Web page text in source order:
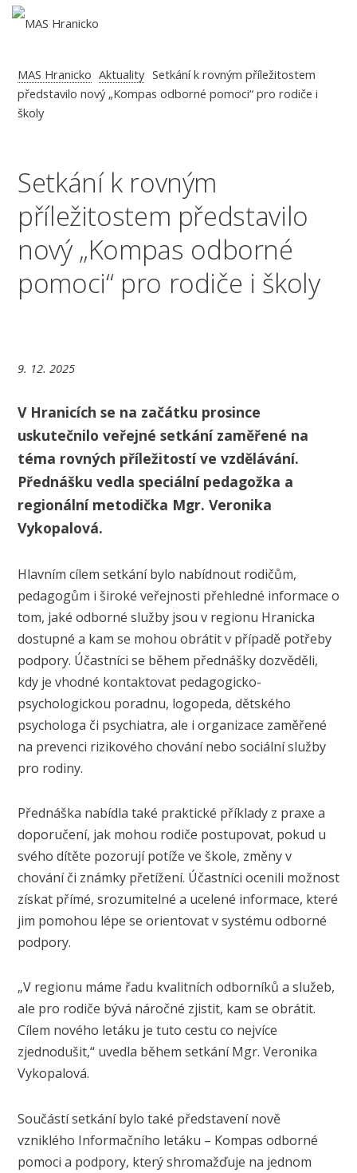
MAS Hranicko Aktuality Setkání k rovným příležitostem
představilo nový „Kompas odborné pomoci“ pro rodiče i
školy
Setkání k rovným
příležitostem představilo
nový „Kompas odborné
pomoci“ pro rodiče i školy
9. 12. 2025
V Hranicích se na začátku prosince
uskutečnilo veřejné setkání zaměřené na
téma rovných příležitostí ve vzdělávání.
Přednášku vedla speciální pedagožka a
regionální metodička Mgr. Veronika
Vykopalová.
Hlavním cílem setkání bylo nabídnout rodičům,
pedagogům i široké veřejnosti přehledné informace o
tom, jaké odborné služby jsou v regionu Hranicka
dostupné a kam se mohou obrátit v případě potřeby
podpory. Účastníci se během přednášky dozvěděli,
kdy je vhodné kontaktovat pedagogicko-
psychologickou poradnu, logopeda, dětského
psychologa či psychiatra, ale i organizace zaměřené
na prevenci rizikového chování nebo sociální služby
pro rodiny.
Přednáška nabídla také praktické příklady z praxe a
doporučení, jak mohou rodiče postupovat, pokud u
svého dítěte pozorují potíže ve škole, změny v
chování či známky přetížení. Účastníci ocenili možnost
získat přímé, srozumitelné a ucelené informace, které
jim pomohou lépe se orientovat v systému odborné
podpory.
„V regionu máme řadu kvalitních odborníků a služeb,
ale pro rodiče bývá náročné zjistit, kam se obrátit.
Cílem nového letáku je tuto cestu co nejvíce
zjednodušit,“ uvedla během setkání Mgr. Veronika
Vykopalová.
Součástí setkání bylo také představení nově
vzniklého Informačního letáku – Kompas odborné
pomoci a podpory, který shromažďuje na jednom